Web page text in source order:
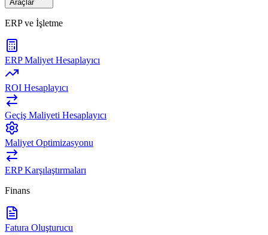
Araçlar
ERP ve İşletme
ERP Maliyet Hesaplayıcı
ROI Hesaplayıcı
Geçiş Maliyeti Hesaplayıcı
Maliyet Optimizasyonu
ERP Karşılaştırmaları
Finans
Fatura Oluşturucu